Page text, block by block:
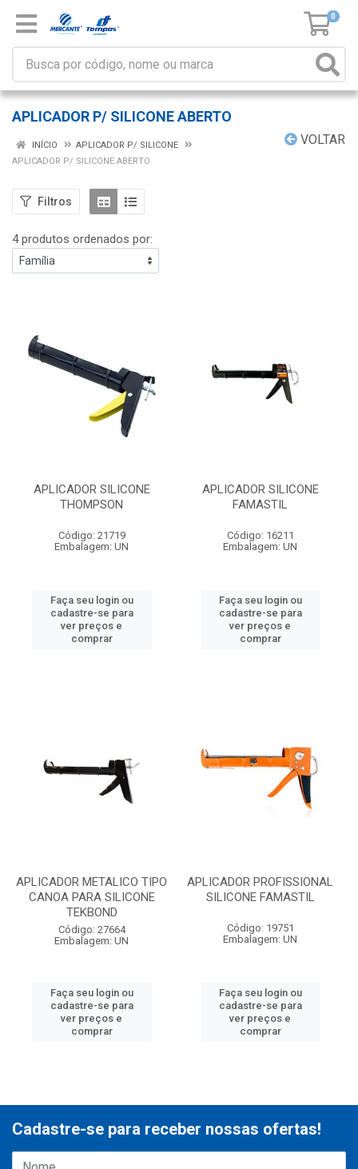
0
APLICADOR P/ SILICONE ABERTO
VOLTAR
INÍCIO
APLICADOR P/ SILICONE
APLICADOR P/ SILICONE ABERTO
Filtros
4 produtos ordenados por:
APLICADOR SILICONE
THOMPSON
Código: 21719
Embalagem: UN
Faça seu login ou
cadastre-se para
ver preços e
comprar
APLICADOR SILICONE
FAMASTIL
Código: 16211
Embalagem: UN
Faça seu login ou
cadastre-se para
ver preços e
comprar
APLICADOR METALICO TIPO
CANOA PARA SILICONE
TEKBOND
Código: 27664
Embalagem: UN
Faça seu login ou
cadastre-se para
ver preços e
comprar
APLICADOR PROFISSIONAL
SILICONE FAMASTIL
Código: 19751
Embalagem: UN
Faça seu login ou
cadastre-se para
ver preços e
comprar
Cadastre-se para receber nossas ofertas!